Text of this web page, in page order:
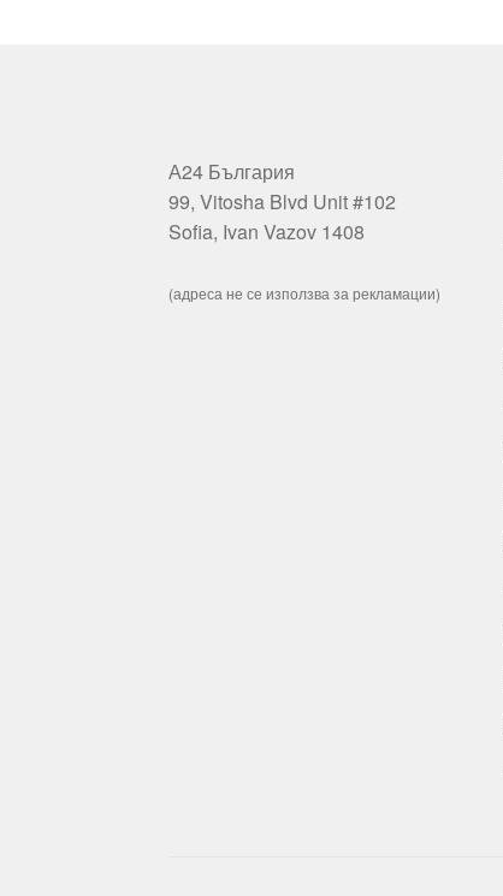
А24 България
99, Vitosha Blvd Unit #102
Sofia, Ivan Vazov 1408
(адреса не се използва за рекламации)